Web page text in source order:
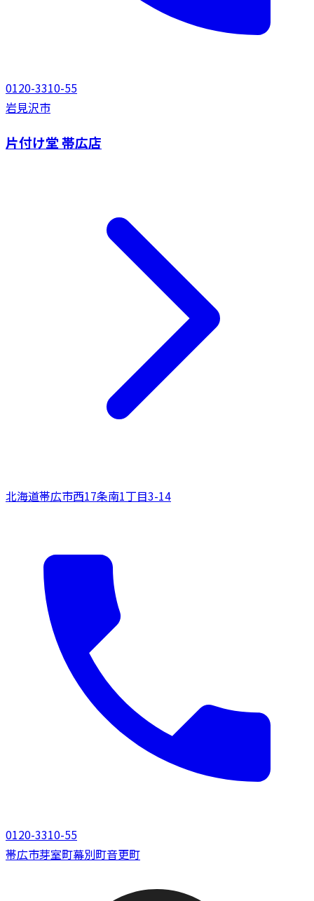
0120-3310-55
岩見沢市
片付け堂 帯広店
北海道帯広市西17条南1丁目3-14
0120-3310-55
帯広市芽室町幕別町音更町